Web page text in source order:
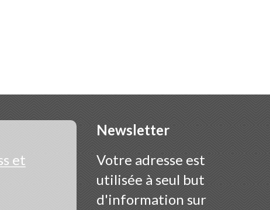
et
Newsletter
Votre adresse est
utilisée à seul but
d'information sur